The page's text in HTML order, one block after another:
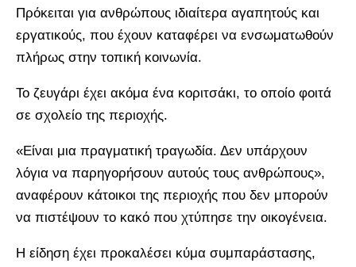
Πρόκειται για ανθρώπους ιδιαίτερα αγαπητούς και
εργατικούς, που έχουν καταφέρει να ενσωματωθούν
πλήρως στην τοπική κοινωνία.
Το ζευγάρι έχει ακόμα ένα κοριτσάκι, το οποίο φοιτά
σε σχολείο της περιοχής.
«Είναι μια πραγματική τραγωδία. Δεν υπάρχουν
λόγια να παρηγορήσουν αυτούς τους ανθρώπους»,
αναφέρουν κάτοικοι της περιοχής που δεν μπορούν
να πιστέψουν το κακό που χτύπησε την οικογένεια.
Η είδηση έχει προκαλέσει κύμα συμπαράστασης,